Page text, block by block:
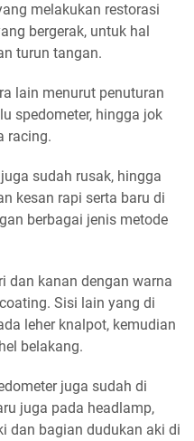
melakukan restorasi
bergerak, untuk hal
turun tangan.
lain menurut penuturan
spedometer, hingga jok
racing.
sudah rusak, hingga
kesan rapi serta baru di
berbagai jenis metode
dan kanan dengan warna
Sisi lain yang di
leher knalpot, kemudian
belakang.
juga sudah di
juga pada headlamp,
dan bagian dudukan aki di